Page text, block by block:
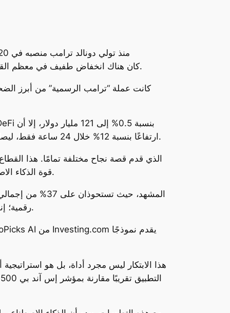
SoSoValue، كان هناك انخفاض طفيف في معظم القطاعات، لكن قطاع العملات الميمية كان الأكثر تأثرًا، مسجلًا انخفاضًا بنسبة 15% خلال يوم واحد فقط.
بعض العملات أظهرت مقاومة مثيرة للإعجاب. على سبيل المثال، حققت عملة Raydium ارتفاعًا بنسبة 12% خلال 24 ساعة فقط، ليصل سعرها إلى 7.46 دولار.
قوة الذكاء الاصطناعي وإمكانيات التمويل اللامركزي شهد زخمًا كبيرًا، مع ارتفاع قيمته السوقية بنسبة 15% لتتجاوز 2.8 مليار دولار.
رقمية؛ إنها تمثل مستقبل التمويل حيث يمتزج الذكاء الاصطناعي مع الابتكار التكنولوجي لخلق فرص جديدة في عالم التداول.